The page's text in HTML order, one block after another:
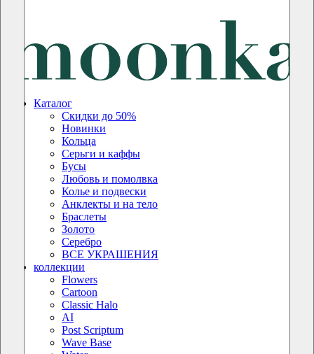
Каталог
Скидки до 50%
Новинки
Кольца
Серьги и каффы
Бусы
Любовь и помолвка
Колье и подвески
Анклекты и на тело
Браслеты
Золото
Серебро
ВСЕ УКРАШЕНИЯ
коллекции
Flowers
Cartoon
Classic Halo
AI
Post Scriptum
Wave Base